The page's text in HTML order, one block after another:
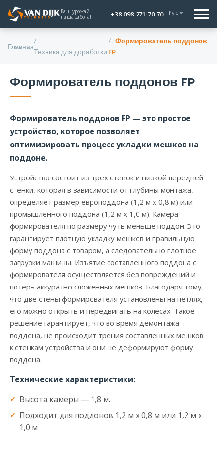
Ваш урожай —
наша забота!
+38 098 271 70 70 Рус
Главная
Техника для доработки
Формирователь поддонов
FP
Формирователь поддонов FP
Формирователь поддонов FP — это простое
устройство, которое позволяет
оптимизировать процесс укладки мешков на
поддоне.
Устройство состоит из трех стенок и низкой передней
стенки, которая в зависимости от глубины монтажа,
определяет размер европоддона (1,2 м х 0,8 м) или
промышленного поддона (1,2 м х 1,0 м). Камера
формирователя по размеру чуть меньше поддон. Это
гарантирует плотную укладку мешков и правильную
форму поддона с товаром, а следовательно плотное
загрузки машины. Изъятие составленного поддона с
формирователя осуществляется без повреждений и
потерь аккуратно сложенных мешков. Благодаря тому,
что две стены формирователя установлены на петлях,
его можно открыть и передвигать на колесах. Такое
решение гарантирует, что во время демонтажа
поддона, не происходит трения составленных мешков
к стенкам устройства и они не деформируют форму
поддона.
Технические характеристики:
Высота камеры — 1,8 м.
Подходит для поддонов 1,2 м х 0,8 м или 1,2 м х
1,0 м